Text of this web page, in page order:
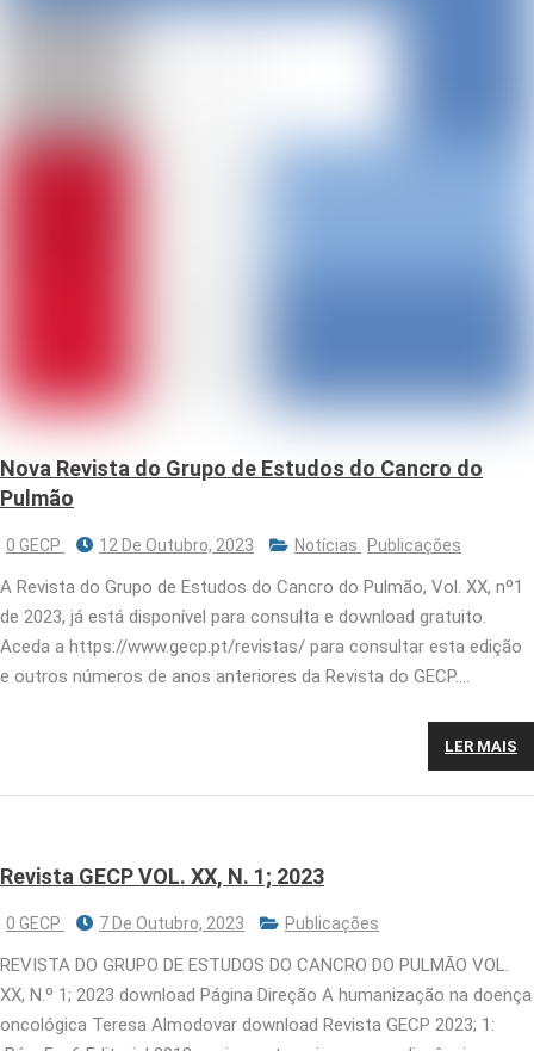
Nova Revista do Grupo de Estudos do Cancro do
Pulmão
0 GECP 12 De Outubro, 2023 Notícias Publicações
A Revista do Grupo de Estudos do Cancro do Pulmão, Vol. XX, nº1
de 2023, já está disponível para consulta e download gratuito.
Aceda a https://www.gecp.pt/revistas/ para consultar esta edição
e outros números de anos anteriores da Revista do GECP….
LER MAIS
Revista GECP VOL. XX, N. 1; 2023
0 GECP 7 De Outubro, 2023 Publicações
REVISTA DO GRUPO DE ESTUDOS DO CANCRO DO PULMÃO VOL.
XX, N.º 1; 2023 download Página Direção A humanização na doença
oncológica Teresa Almodovar download Revista GECP 2023; 1: